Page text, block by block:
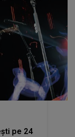
pe 24